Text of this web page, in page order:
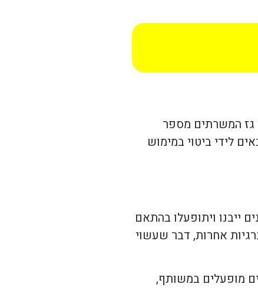
גז המשרתים מספר
לידי ביטוי במימוש
ייבנו ויתופעלו בהתאם
אחרות, דבר שעשוי
מופעלים במשותף,